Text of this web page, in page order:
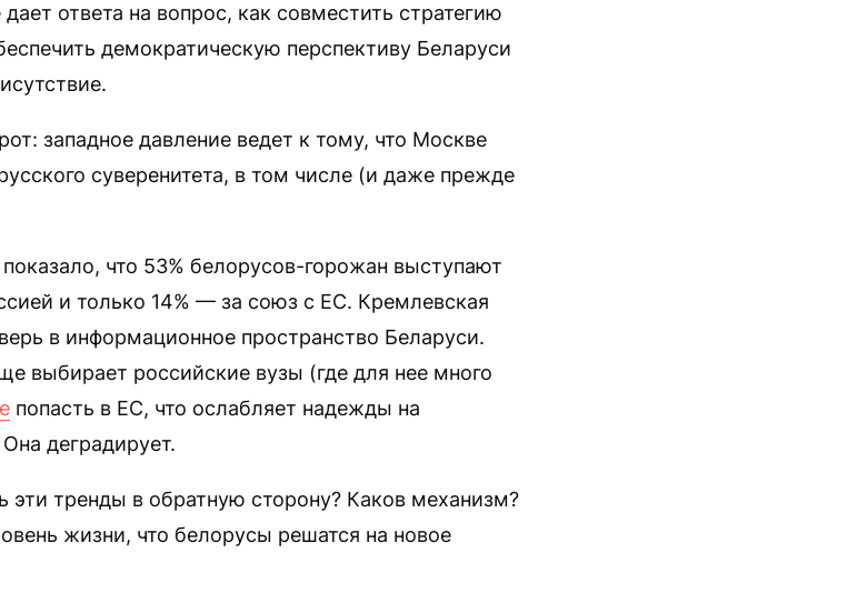
ответа на вопрос, как совместить стратегию
демократическую перспективу Беларуси
западное давление ведет к тому, что Москве
суверенитета, в том числе (и даже прежде
показало, что 53% белорусов-горожан выступают
и только 14% — за союз с ЕС. Кремлевская
в информационное пространство Беларуси.
выбирает российские вузы (где для нее много
попасть в ЕС, что ослабляет надежды на
деградирует.
эти тренды в обратную сторону? Каков механизм?
жизни, что белорусы решатся на новое